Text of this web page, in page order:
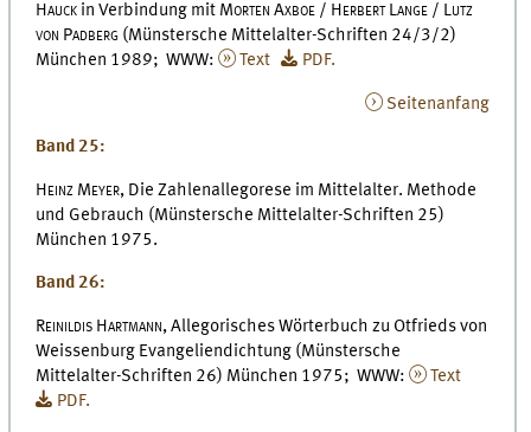
Hauck in Verbindung mit Morten Axboe / Herbert Lange / Lutz
von Padberg (Münstersche Mittelalter-Schriften 24/3/2)
München 1989; WWW:
Text PDF.
Seitenanfang
Band 25:
Heinz Meyer, Die Zahlenallegorese im Mittelalter. Methode
und Gebrauch (Münstersche Mittelalter-Schriften 25)
München 1975.
Band 26:
Reinildis Hartmann,Allegorisches Wörterbuch zu Otfrieds von
Weissenburg Evangeliendichtung (Münstersche
Mittelalter-Schriften 26) München 1975; WWW:
Text
PDF.